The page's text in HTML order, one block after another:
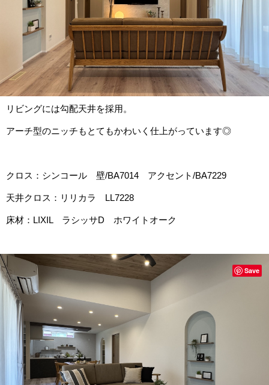
リビングには勾配天井を採用。
アーチ型のニッチもとてもかわいく仕上がっています◎
クロス：シンコール 壁/BA7014 アクセント/BA7229
天井クロス：リリカラ LL7228
床材：LIXIL ラシッサD ホワイトオーク
Save